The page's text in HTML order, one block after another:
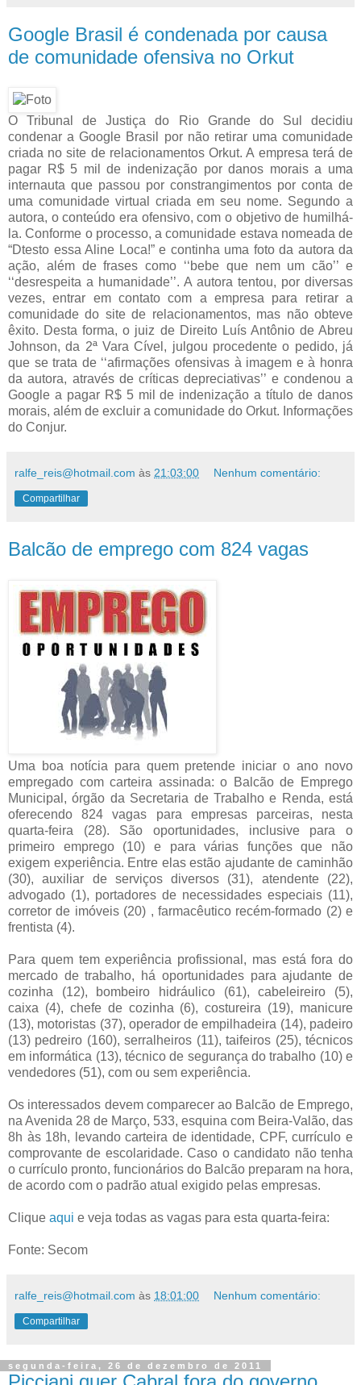
Google Brasil é condenada por causa
de comunidade ofensiva no Orkut
O Tribunal de Justiça do Rio Grande do Sul decidiu
condenar a Google Brasil por não retirar uma comunidade
criada no site de relacionamentos Orkut. A empresa terá de
pagar R$ 5 mil de indenização por danos morais a uma
internauta que passou por constrangimentos por conta de
uma comunidade virtual criada em seu nome. Segundo a
autora, o conteúdo era ofensivo, com o objetivo de humilhá-
la. Conforme o processo, a comunidade estava nomeada de
“Dtesto essa Aline Loca!” e continha uma foto da autora da
ação, além de frases como ‘‘bebe que nem um cão’’ e
‘‘desrespeita a humanidade’’. A autora tentou, por diversas
vezes, entrar em contato com a empresa para retirar a
comunidade do site de relacionamentos, mas não obteve
êxito. Desta forma, o juiz de Direito Luís Antônio de Abreu
Johnson, da 2ª Vara Cível, julgou procedente o pedido, já
que se trata de ‘‘afirmações ofensivas à imagem e à honra
da autora, através de críticas depreciativas’’ e condenou a
Google a pagar R$ 5 mil de indenização a título de danos
morais, além de excluir a comunidade do Orkut. Informações
do Conjur.
ralfe_reis@hotmail.com às 21:03:00 Nenhum comentário:
Compartilhar
Balcão de emprego com 824 vagas
Uma boa notícia para quem pretende iniciar o ano novo
empregado com carteira assinada: o Balcão de Emprego
Municipal, órgão da Secretaria de Trabalho e Renda, está
oferecendo 824 vagas para empresas parceiras, nesta
quarta-feira (28). São oportunidades, inclusive para o
primeiro emprego (10) e para várias funções que não
exigem experiência. Entre elas estão ajudante de caminhão
(30), auxiliar de serviços diversos (31), atendente (22),
advogado (1), portadores de necessidades especiais (11),
corretor de imóveis (20) , farmacêutico recém-formado (2) e
frentista (4).
Para quem tem experiência profissional, mas está fora do
mercado de trabalho, há oportunidades para ajudante de
cozinha (12), bombeiro hidráulico (61), cabeleireiro (5),
caixa (4), chefe de cozinha (6), costureira (19), manicure
(13), motoristas (37), operador de empilhadeira (14), padeiro
(13) pedreiro (160), serralheiros (11), taifeiros (25), técnicos
em informática (13), técnico de segurança do trabalho (10) e
vendedores (51), com ou sem experiência.
Os interessados devem comparecer ao Balcão de Emprego,
na Avenida 28 de Março, 533, esquina com Beira-Valão, das
8h às 18h, levando carteira de identidade, CPF, currículo e
comprovante de escolaridade. Caso o candidato não tenha
o currículo pronto, funcionários do Balcão preparam na hora,
de acordo com o padrão atual exigido pelas empresas.
Clique aqui e veja todas as vagas para esta quarta-feira:
Fonte: Secom
ralfe_reis@hotmail.com às 18:01:00 Nenhum comentário:
Compartilhar
segunda-feira, 26 de dezembro de 2011